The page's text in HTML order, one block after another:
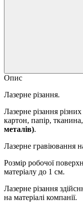
Опис
Лазерне різання.
Лазерне різання
картон, папір,
металів).
Лазерне гравіювання
Розмір робочої
матеріалу до 1 см.
Лазерне різання
на матеріалі компанії.